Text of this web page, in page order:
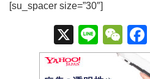
[su_spacer size=”30″]
X
Li
n
e
W
e
C